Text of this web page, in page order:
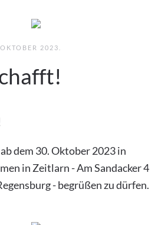
2023
dem 30. Oktober 2023 in
in Zeitlarn - Am Sandacker 4
- begrüßen zu dürfen.